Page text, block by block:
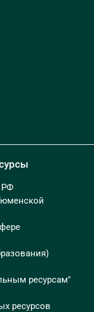
РФ
ресурсам"
ресурсов